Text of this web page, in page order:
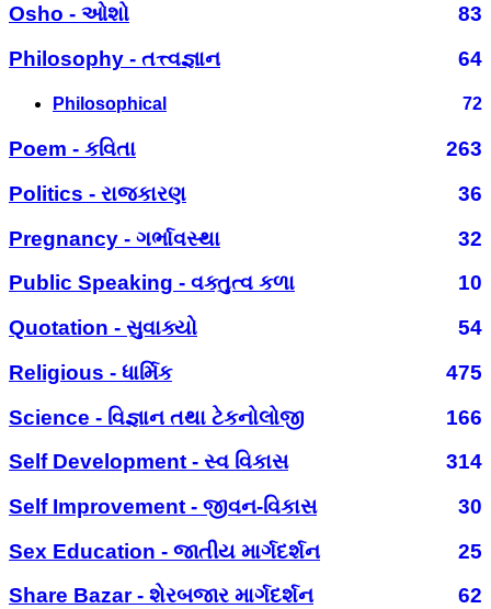
Osho - ઓશો
83
Philosophy - તત્ત્વજ્ઞાન
64
Philosophical 72
Poem - કવિતા
263
Politics - રાજકારણ
36
Pregnancy - ગર્ભાવસ્થા
32
Public Speaking - વક્તુત્વ કળા
10
Quotation - સુવાક્યો
54
Religious - ધાર્મિક
475
Science - વિજ્ઞાન તથા ટેકનોલોજી
166
Self Development - સ્વ વિકાસ
314
Self Improvement - જીવન-વિકાસ
30
Sex Education - જાતીય માર્ગદર્શન
25
Share Bazar - શેરબજાર માર્ગદર્શન
62